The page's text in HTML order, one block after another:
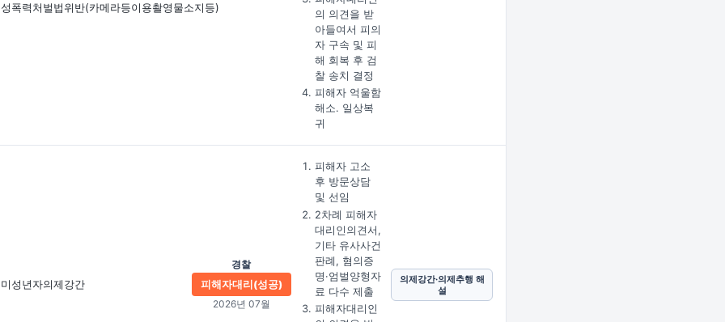
성폭력처벌법위반(카메라등이용촬영물소지등)
의 의견을 받
아들여서 피의
자 구속 및 피
해 회복 후 검
찰 송치 결정
피해자 억울함
해소. 일상복
귀
미성년자의제강간
경찰
피해자대리(성공)
2026년 07월
피해자 고소
후 방문상담
및 선임
2차례 피해자
대리인의견서,
기타 유사사건
판례, 혐의증
명·엄벌양형자
료 다수 제출
피해자대리인
의제강간·의제추행 해
설